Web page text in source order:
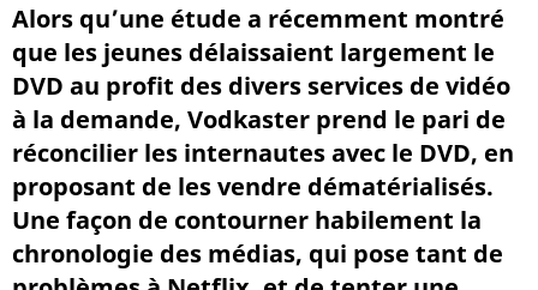
Alors qu’une étude a récemment montré
que les jeunes délaissaient largement le
DVD au profit des divers services de vidéo
à la demande, Vodkaster prend le pari de
réconcilier les internautes avec le DVD, en
proposant de les vendre dématérialisés.
Une façon de contourner habilement la
chronologie des médias, qui pose tant de